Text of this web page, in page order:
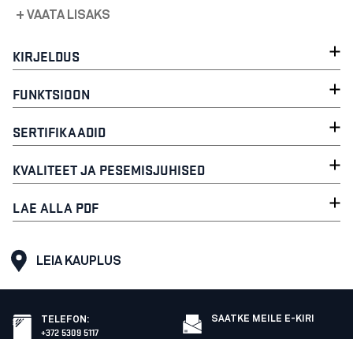
+ VAATA LISAKS
KIRJELDUS
FUNKTSIOON
SERTIFIKAADID
KVALITEET JA PESEMISJUHISED
LAE ALLA PDF
LEIA KAUPLUS
TELEFON :
+372 5309 5117
SAATKE MEILE E-KIRI